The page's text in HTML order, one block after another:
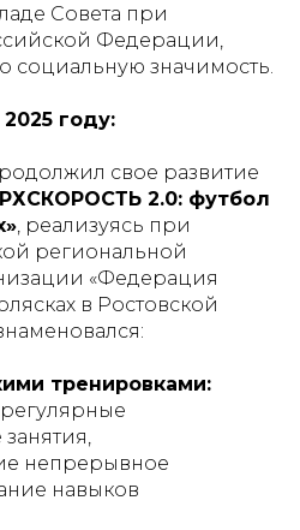
Совета при
Федерации,
социальную значимость.
году:
свое развитие
2.0: футбол
, реализуясь при
региональной
«Федерация
в Ростовской
тренировками:
непрерывное
навыков